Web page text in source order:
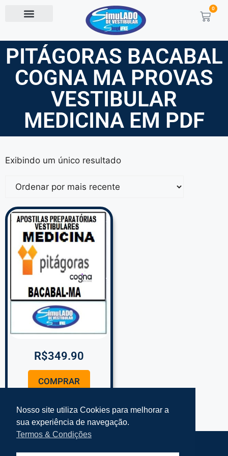
0
PITÁGORAS BACABAL
COGNA MA PROVAS
VESTIBULAR
MEDICINA EM PDF
Exibindo um único resultado
R$349.90
COMPRAR
Nosso site utiliza Cookies para melhorar a
sua experiência de navegação.
Termos & Condições